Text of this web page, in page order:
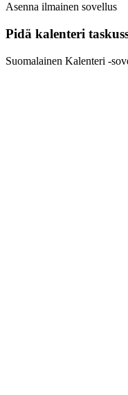
Asenna ilmainen sovellus
Pidä kalenteri
Suomalainen Kalenteri